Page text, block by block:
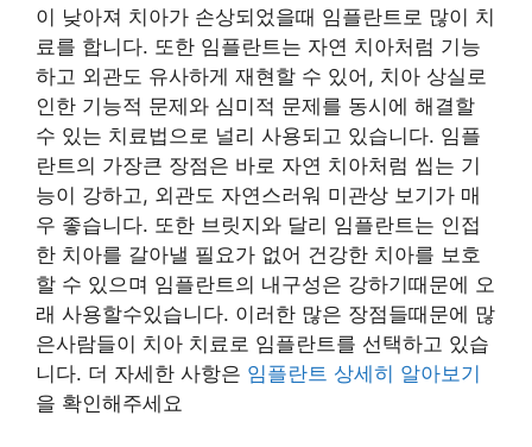
이 낮아져 치아가 손상되었을때 임플란트로 많이 치
료를 합니다. 또한 임플란트는 자연 치아처럼 기능
하고 외관도 유사하게 재현할 수 있어, 치아 상실로
인한 기능적 문제와 심미적 문제를 동시에 해결할
수 있는 치료법으로 널리 사용되고 있습니다. 임플
란트의 가장큰 장점은 바로 자연 치아처럼 씹는 기
능이 강하고, 외관도 자연스러워 미관상 보기가 매
우 좋습니다. 또한 브릿지와 달리 임플란트는 인접
한 치아를 갈아낼 필요가 없어 건강한 치아를 보호
할 수 있으며 임플란트의 내구성은 강하기때문에 오
래 사용할수있습니다. 이러한 많은 장점들때문에 많
은사람들이 치아 치료로 임플란트를 선택하고 있습
니다. 더 자세한 사항은 임플란트 상세히 알아보기
을 확인해주세요